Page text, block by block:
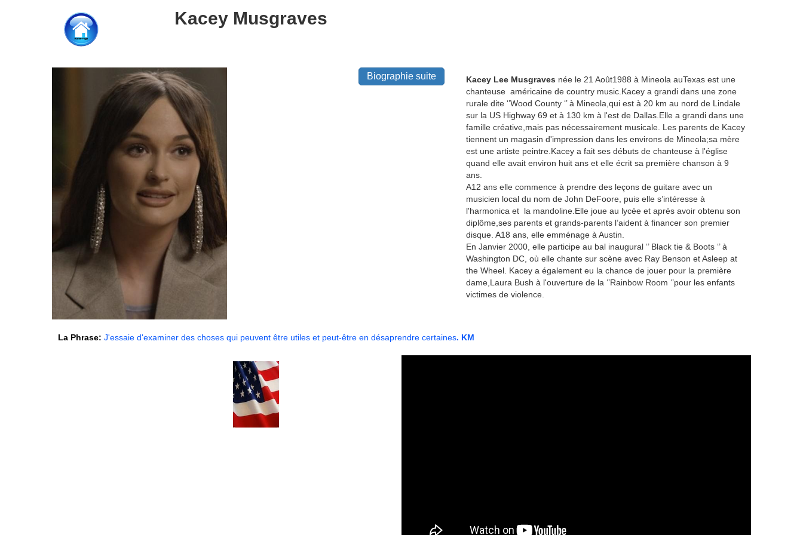
Kacey Musgraves
Biographie suite Kacey Lee Musgraves née le 21 Août1988 à Mineola auTexas est une
chanteuse américaine de country music.Kacey a grandi dans une zone
rurale dite ‘’Wood County ‘’ à Mineola,qui est à 20 km au nord de Lindale
sur la US Highway 69 et à 130 km à l'est de Dallas.Elle a grandi dans une
famille créative,mais pas nécessairement musicale. Les parents de Kacey
tiennent un magasin d'impression dans les environs de Mineola;sa mère
est une artiste peintre.Kacey a fait ses débuts de chanteuse à l'église
quand elle avait environ huit ans et elle écrit sa première chanson à 9
ans.
A12 ans elle commence à prendre des leçons de guitare avec un
musicien local du nom de John DeFoore, puis elle s’intéresse à
l'harmonica et la mandoline.Elle joue au lycée et après avoir obtenu son
diplôme,ses parents et grands-parents l’aident à financer son premier
disque. A18 ans, elle emménage à Austin.
En Janvier 2000, elle participe au bal inaugural ‘’ Black tie & Boots ‘’ à
Washington DC, où elle chante sur scène avec Ray Benson et Asleep at
the Wheel. Kacey a également eu la chance de jouer pour la première
dame,Laura Bush à l'ouverture de la ‘’Rainbow Room ‘’pour les enfants
victimes de violence.
La Phrase: J'essaie d'examiner des choses qui peuvent être utiles et peut-être en désaprendre certaines. KM